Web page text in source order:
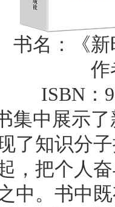
书名：《
作
ISBN：
集中展示
了知识分
，把个人
中。书中